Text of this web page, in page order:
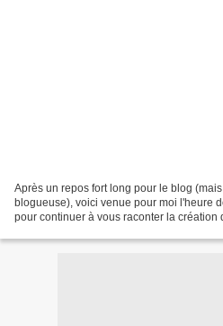
Après un repos fort long pour le blog
blogueuse), voici venue pour moi l'heure
pour continuer à vous raconter la création